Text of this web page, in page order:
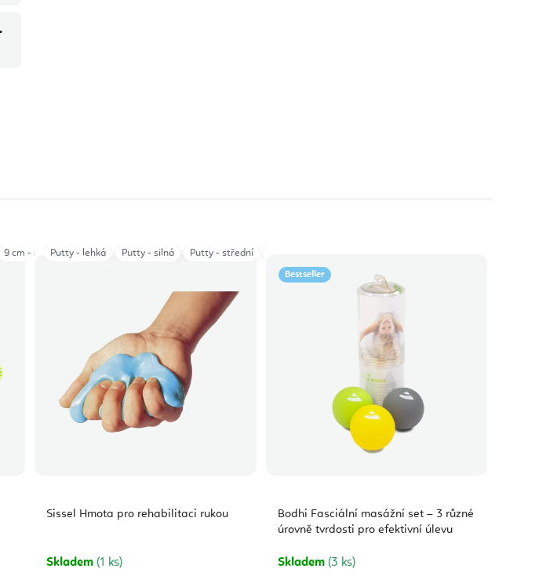
9 cm - oranžová 10 cm - antracitová 9 cm - modrá
Sissel Hmota pro rehabilitaci rukou
Skladem (1 ks)
Putty - lehká Putty - silná Putty - střední
Bestseller
Bodhi Fasciální masážní set – 3 různé
úrovně tvrdosti pro efektivní úlevu
Skladem (3 ks)